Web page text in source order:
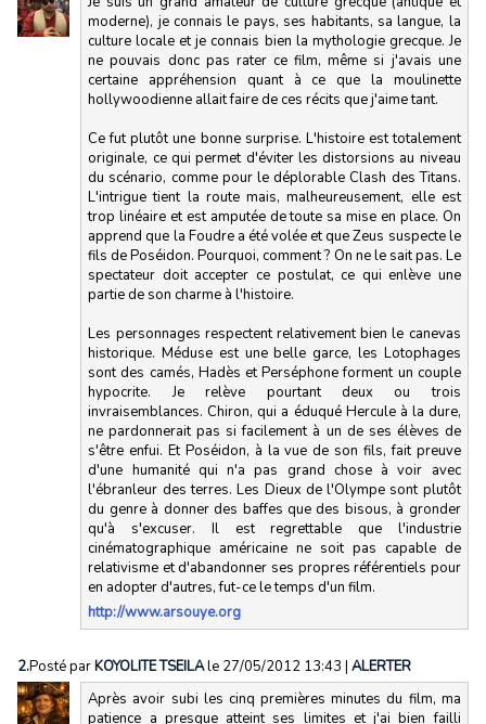
moderne), je connais le pays, ses habitants, sa langue, la
culture locale et je connais bien la mythologie grecque. Je
ne pouvais donc pas rater ce film, même si j'avais une
certaine appréhension quant à ce que la moulinette
hollywoodienne allait faire de ces récits que j'aime tant.
Ce fut plutôt une bonne surprise. L'histoire est totalement
originale, ce qui permet d'éviter les distorsions au niveau
du scénario, comme pour le déplorable Clash des Titans.
L'intrigue tient la route mais, malheureusement, elle est
trop linéaire et est amputée de toute sa mise en place. On
apprend que la Foudre a été volée et que Zeus suspecte le
fils de Poséidon. Pourquoi, comment ? On ne le sait pas. Le
spectateur doit accepter ce postulat, ce qui enlève une
partie de son charme à l'histoire.
Les personnages respectent relativement bien le canevas
historique. Méduse est une belle garce, les Lotophages
sont des camés, Hadès et Perséphone forment un couple
hypocrite. Je relève pourtant deux ou trois
invraisemblances. Chiron, qui a éduqué Hercule à la dure,
ne pardonnerait pas si facilement à un de ses élèves de
s'être enfui. Et Poséidon, à la vue de son fils, fait preuve
d'une humanité qui n'a pas grand chose à voir avec
l'ébranleur des terres. Les Dieux de l'Olympe sont plutôt
du genre à donner des baffes que des bisous, à gronder
qu'à s'excuser. Il est regrettable que l'industrie
cinématographique américaine ne soit pas capable de
relativisme et d'abandonner ses propres référentiels pour
en adopter d'autres, fut-ce le temps d'un film.
http://www.arsouye.org
2.Posté parKOYOLITE TSEILAle 27/05/2012 13:43 | ALERTER
Après avoir subi les cinq premières minutes du film, ma
patience a presque atteint ses limites et j'ai bien failli